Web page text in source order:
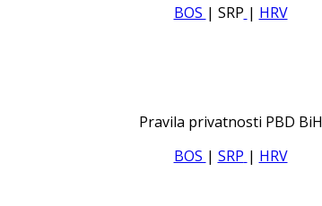
BOS | SRP | HRV
Pravila privatnosti PBD BiH
BOS | SRP | HRV